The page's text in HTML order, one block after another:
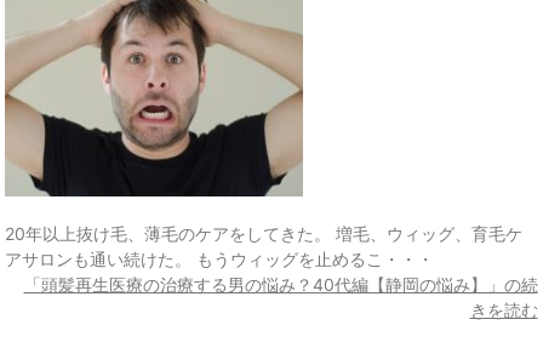
20年以上抜け毛、薄毛のケアをしてきた。 増毛、ウィッグ、育毛ケ
アサロンも通い続けた。 もうウィッグを止めるこ・・・
「頭髪再生医療の治療する男の悩み？40代編【静岡の悩み】」の続
きを読む